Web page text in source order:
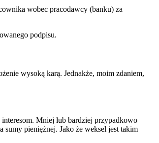
wobec pracodawcy (banku) za
podpisu.
wysoką karą. Jednakże, moim zdaniem,
interesom. Mniej lub bardziej przypadkowo
sumy pieniężnej. Jako że weksel jest takim